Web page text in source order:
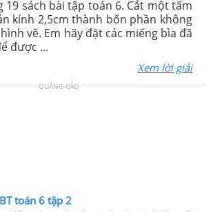
19 sách bài tập toán 6. Cắt một tấm
kính 2,5cm thành bốn phần không
vẽ. Em hãy đặt các miếng bìa đã
được ...
Xem lời giải
QUẢNG CÁO
toán 6 tập 2